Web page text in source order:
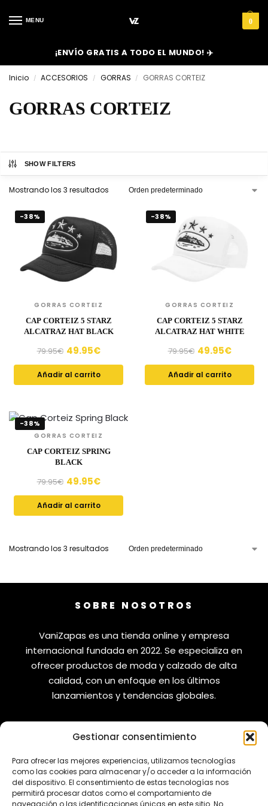
Gestionar consentimiento
Para ofrecer las mejores experiencias, utilizamos tecnologías
como las cookies para almacenar y/o acceder a la información
del dispositivo. El consentimiento de estas tecnologías nos
permitirá procesar datos como el comportamiento de
navegación o las identificaciones únicas en este sitio. No
MENU 0
¡ENVÍO GRATIS A TODO EL MUNDO! ✈️
Inicio / ACCESORIOS / GORRAS / GORRAS CORTEIZ
GORRAS CORTEIZ
SHOW FILTERS
Mostrando los 3 resultados
-38%
GORRAS CORTEIZ
CAP CORTEIZ 5 STARZ
ALCATRAZ HAT BLACK
79.95€ 49.95€
Añadir al carrito
-38%
GORRAS CORTEIZ
CAP CORTEIZ 5 STARZ
ALCATRAZ HAT WHITE
79.95€ 49.95€
Añadir al carrito
-38%
GORRAS CORTEIZ
CAP CORTEIZ SPRING
BLACK
79.95€ 49.95€
Añadir al carrito
Mostrando los 3 resultados
SOBRE NOSOTROS
VaniZapas es una tienda online y empresa
internacional fundada en 2022. Se especializa en
ofrecer productos de moda y calzado de alta
calidad, con un enfoque en los últimos
lanzamientos y tendencias globales.
VANIZAPAS
Envíos
LEGAL
Aviso Legal